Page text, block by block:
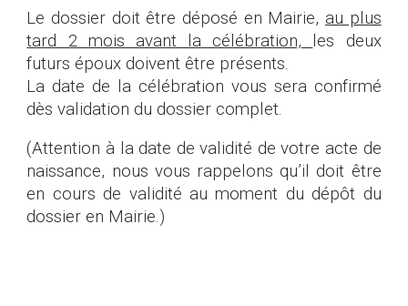
Le dossier doit être déposé en Mairie, au plus
tard 2 mois avant la célébration,
es deux
futurs époux doivent être présents.
La date de la célébration vous sera confirmé
dès validation du dossier complet.
(Attention à la date de validité de votre acte de
naissance, nous vous rappelons qu’il doit être
en cours de validité au moment du dépôt du
dossier en Mairie.)